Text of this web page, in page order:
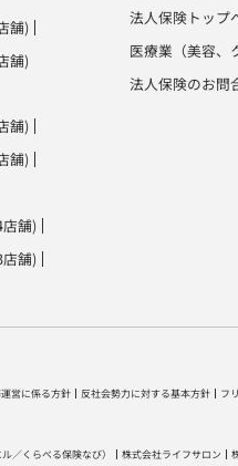
舗)
舗)
舗)
舗)
舗)
舗)
法人保険トップ
医療業（美容、
法人保険のお問
営に係る方針 反社会勢力に対する基本方針 フ
ル／くらべる保険なび） 株式会社ライフサロン